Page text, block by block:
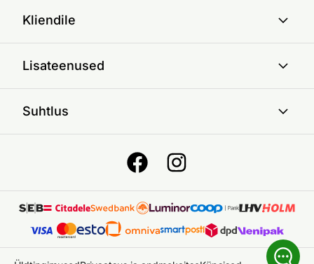
Kliendile
Lisateenused
Suhtlus